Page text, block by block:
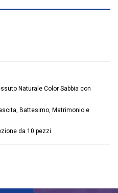
Naturale Color Sabbia con
Battesimo, Matrimonio e
da 10 pezzi.